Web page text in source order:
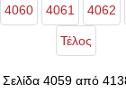
4060 4061 4062
Τέλος
Σελίδα 4059 από